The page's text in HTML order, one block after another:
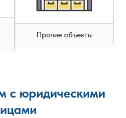
Прочие объекты
с юридическими